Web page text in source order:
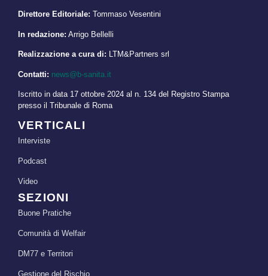
Direttore Editoriale: Tommaso Vesentini
In redazione: Arrigo Bellelli
Realizzazione a cura di: LTM&Partners srl
Contatti: news@b-sanita.it
Iscritto in data 17 ottobre 2024 al n. 134 del Registro Stampa
presso il Tribunale di Roma
VERTICALI
Interviste
Podcast
Video
SEZIONI
Buone Pratiche
Comunità di Welfair
DM77 e Territori
Gestione del Rischio